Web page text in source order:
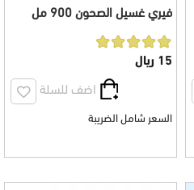
فيري غسيل الصحون 900 مل
15 ريال
اضف للسلة
السعر شامل الضريبة